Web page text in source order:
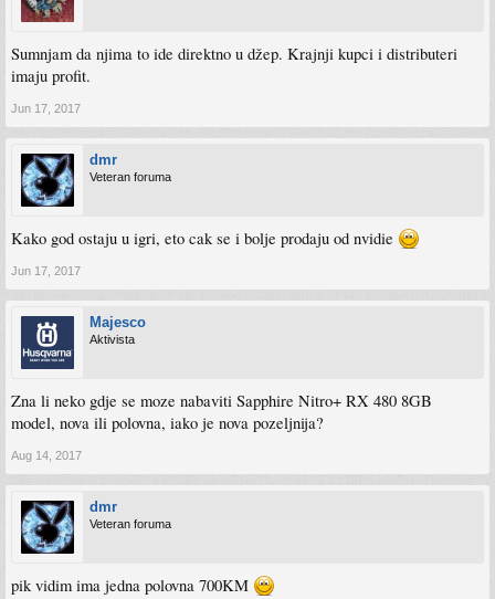
Sumnjam da njima to ide direktno u džep. Krajnji kupci i distributeri
imaju profit.
Jun 17, 2017
dmr
Veteran foruma
Kako god ostaju u igri, eto cak se i bolje prodaju od nvidie
Jun 17, 2017
Majesco
Aktivista
Zna li neko gdje se moze nabaviti Sapphire Nitro+ RX 480 8GB
model, nova ili polovna, iako je nova pozeljnija?
Aug 14, 2017
dmr
Veteran foruma
pik vidim ima jedna polovna 700KM